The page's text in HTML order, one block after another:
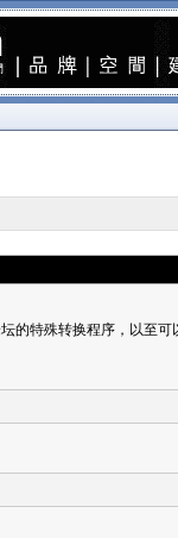
特殊转换程序，以至